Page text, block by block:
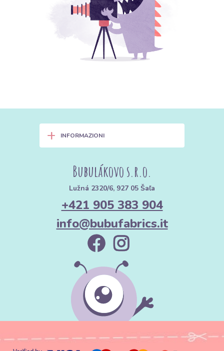
+ INFORMAZIONI
Bubulákovo s.r.o.
Lužná 2320/6, 927 05 Šaľa
+421 905 383 904
info@bubufabrics.it